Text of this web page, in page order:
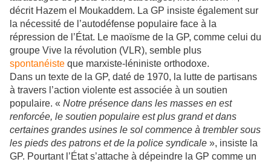
décrit Hazem el Moukaddem. La GP insiste également sur
la nécessité de l’autodéfense populaire face à la
répression de l’État. Le maoïsme de la GP, comme celui du
groupe Vive la révolution (VLR), semble plus
spontanéiste que marxiste-léniniste orthodoxe.
Dans un texte de la GP, daté de 1970, la lutte de partisans
à travers l’action violente est associée à un soutien
populaire. « Notre présence dans les masses en est
renforcée, le soutien populaire est plus grand et dans
certaines grandes usines le sol commence à trembler sous
les pieds des patrons et de la police syndicale », insiste la
GP. Pourtant l’État s’attache à dépeindre la GP comme un